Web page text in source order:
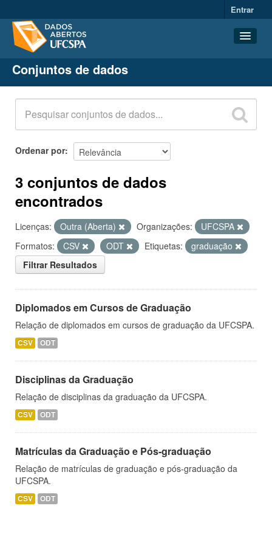
Entrar
Conjuntos de dados
Organizações
Grupos
Sobre
Conjuntos de dados
Ordenar por
3 conjuntos de dados
encontrados
Licenças: Outra (Aberta) Organizações:
UFCSPA
Formatos:
CSV ODT Etiquetas:
graduação
Filtrar Resultados
Diplomados em Cursos de Graduação
Relação de diplomados em cursos de graduação da UFCSPA.
CSV ODT
Disciplinas da Graduação
Relação de disciplinas da graduação da UFCSPA.
CSV ODT
Matrículas da Graduação e Pós-graduação
Relação de matrículas de graduação e pós-graduação da
UFCSPA.
CSV ODT